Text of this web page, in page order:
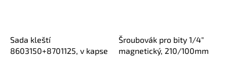
Sada kleští
8603150+8701125, v kapse
Šroubovák pro bity 1/4"
magnetický, 210/100mm